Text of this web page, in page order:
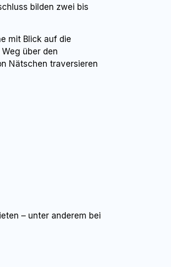
bilden zwei bis
mit Blick auf die
über den
Nätschen traversieren
– unter anderem bei